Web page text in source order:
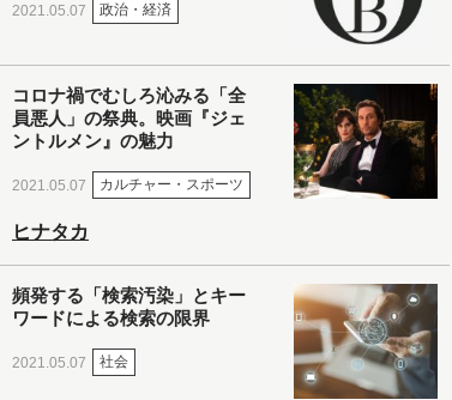
2021.05.07 政治・経済
コロナ禍でむしろ沁みる「全
員悪人」の祭典。映画『ジェ
ントルメン』の魅力
2021.05.07 カルチャー・スポーツ
ヒナタカ
頻発する「検索汚染」とキー
ワードによる検索の限界
2021.05.07 社会